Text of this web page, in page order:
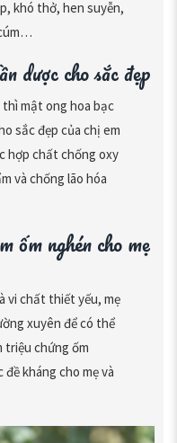
khó thở, hen suyễn,
dược cho sắc đẹp
mật ong hoa bạc
sắc đẹp của chị em
hợp chất chống oxy
và chống lão hóa
ốm nghén cho mẹ
vi chất thiết yếu, mẹ
xuyên để có thể
triệu chứng ốm
kháng cho mẹ và